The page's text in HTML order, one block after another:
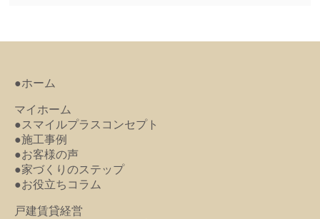
●ホーム
マイホーム
●スマイルプラスコンセプト
●施工事例
●お客様の声
●家づくりのステップ
●お役立ちコラム
戸建賃貸経営